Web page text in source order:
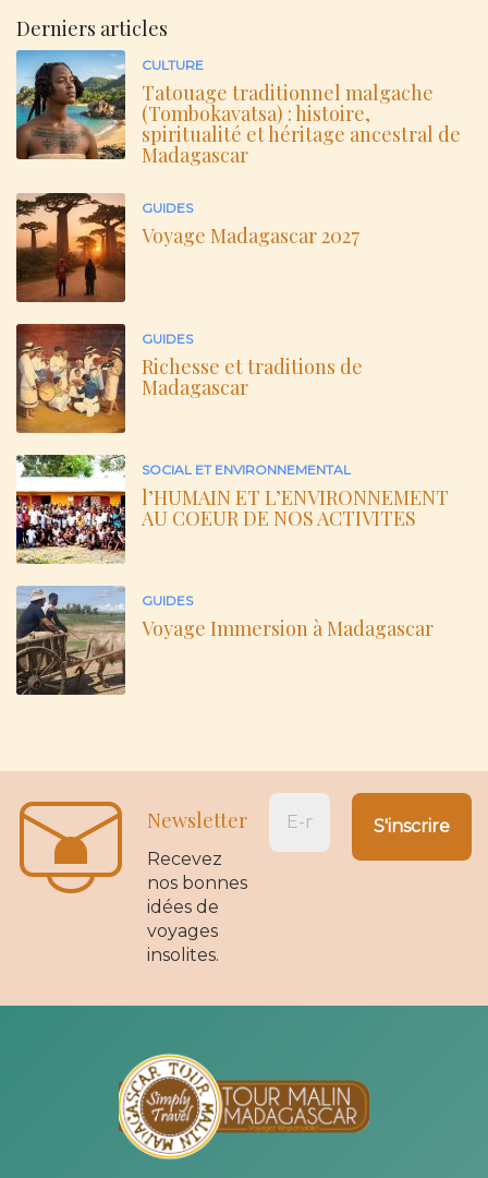
Derniers articles
CULTURE
Tatouage traditionnel malgache
(Tombokavatsa) : histoire,
spiritualité et héritage ancestral de
Madagascar
GUIDES
Voyage Madagascar 2027
GUIDES
Richesse et traditions de
Madagascar
SOCIAL ET ENVIRONNEMENTAL
l’HUMAIN ET L’ENVIRONNEMENT
AU COEUR DE NOS ACTIVITES
GUIDES
Voyage Immersion à Madagascar
Newsletter
Recevez
nos bonnes
idées de
voyages
insolites.